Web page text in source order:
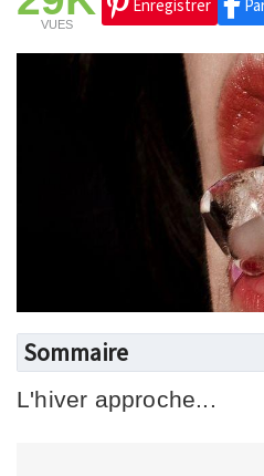
VUES
Enregistrer
Sommaire
L'hiver approche...